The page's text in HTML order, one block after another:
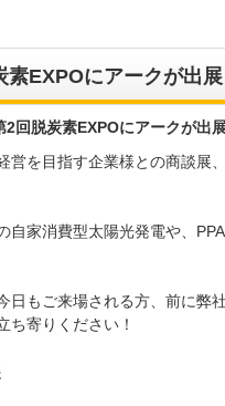
素EXPOにアークが出
2回脱炭素EXPOにアークが出
を目指す企業様との商談展、
自家消費型太陽光発電や、
日もご来場される方、前に弊
ち寄りください！